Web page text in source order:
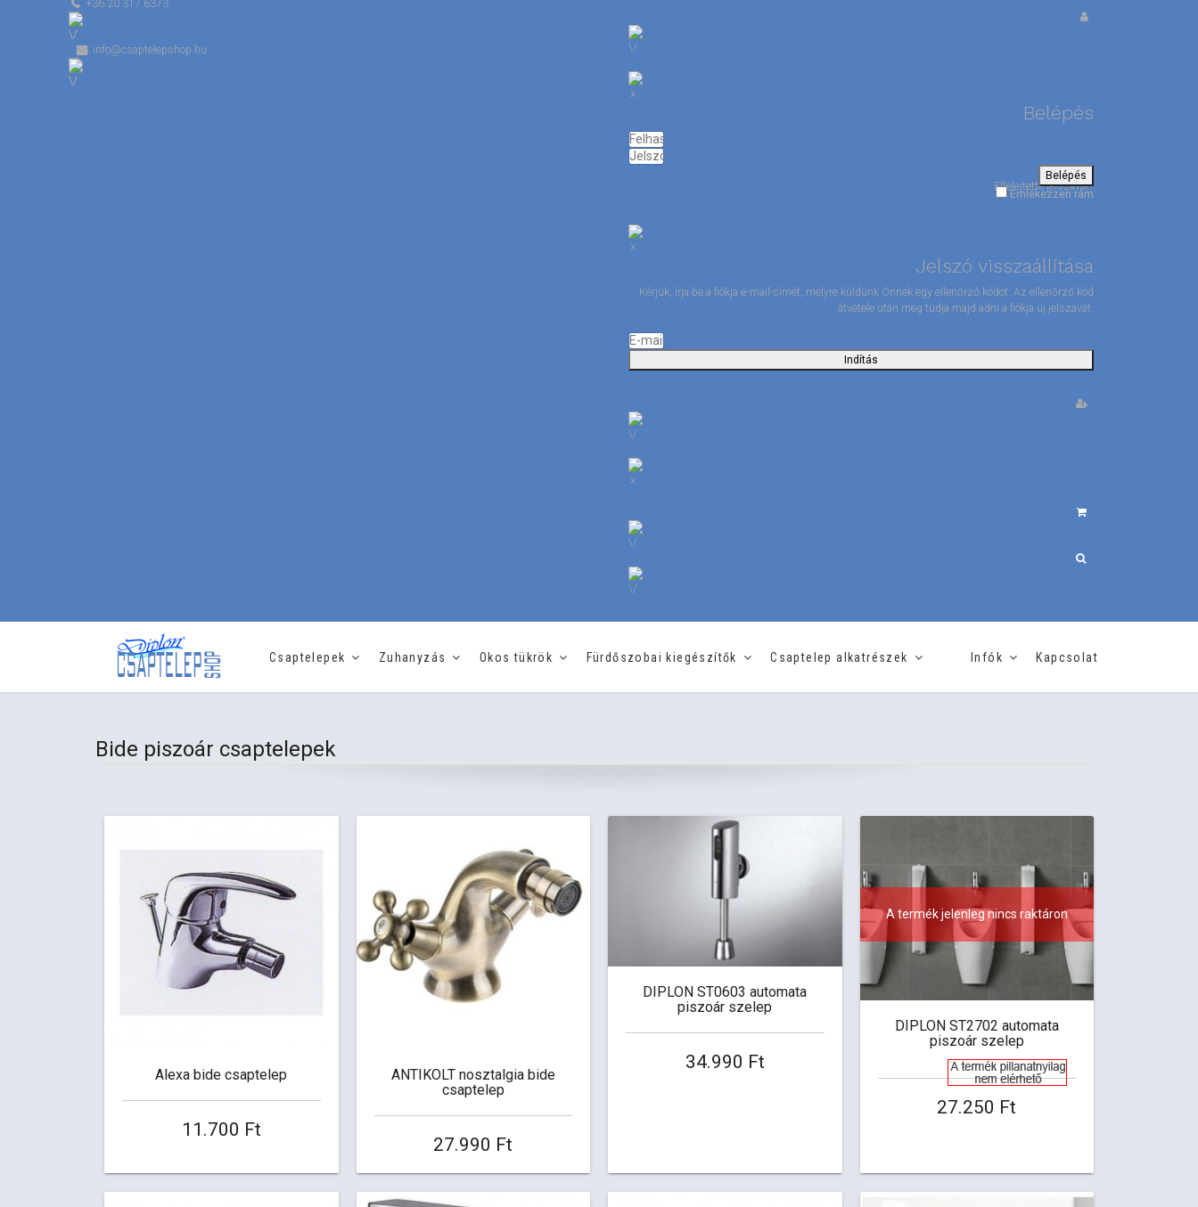
+36 20 317 6373
info@csaptelepshop.hu
Belépés
Belépés
Emlékezzen rám
Elfelejtette jelszavát?
Jelszó visszaállítása
Kérjük, írja be a fiókja e-mail-címét, melyre küldünk Önnek egy ellenőrző kódot. Az ellenőrző kód
átvétele után meg tudja majd adni a fiókja új jelszavát.
Indítás
Csaptelepek Zuhanyzás Okos tükrök Fürdőszobai kiegészítők Csaptelep alkatrészek Infók Kapcsolat
Bide piszoár csaptelepek
Alexa bide csaptelep
11.700 Ft
ANTIKOLT nosztalgia bide
csaptelep
27.990 Ft
DIPLON ST0603 automata
piszoár szelep
34.990 Ft
A termék jelenleg nincs raktáron
DIPLON ST2702 automata
piszoár szelep
27.250 Ft